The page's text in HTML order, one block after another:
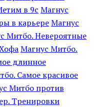
в 9c Магнус
в карьереМагнус
Митбо. Невероятные
Магнус Митбо.
длинное
Самое красивое
Митбо против
Тренировки